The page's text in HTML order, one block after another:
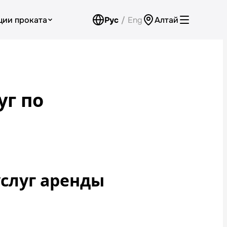
проката Рус / Eng Алтай
по
аренды